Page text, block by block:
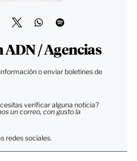
ADN / Agencias
o enviar boletines de
verificar alguna noticia?
un correo, con gusto la
redes sociales.